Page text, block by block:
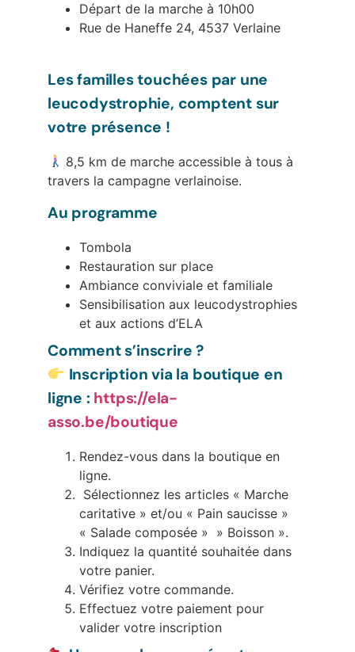
Départ de la marche à 10h00
Rue de Haneffe 24, 4537 Verlaine
Les familles touchées par une
leucodystrophie, comptent sur
votre présence !
8,5 km de marche accessible à tous à
travers la campagne verlainoise.
Au programme
Tombola
Restauration sur place
Ambiance conviviale et familiale
Sensibilisation aux leucodystrophies
et aux actions d’ELA
Comment s’inscrire ?
Inscription via la boutique en
ligne : https://ela-
asso.be/boutique
Rendez-vous dans la boutique en
ligne.
Sélectionnez les articles « Marche
caritative » et/ou « Pain saucisse »
« Salade composée » » Boisson ».
Indiquez la quantité souhaitée dans
votre panier.
Vérifiez votre commande.
Effectuez votre paiement pour
valider votre inscription